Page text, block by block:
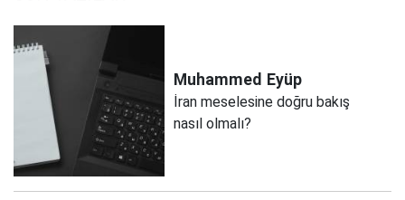
Muhammed Eyüp
İran meselesine doğru bakış
nasıl olmalı?